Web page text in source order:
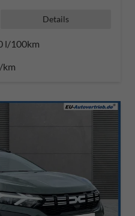
Details
l/100km
km